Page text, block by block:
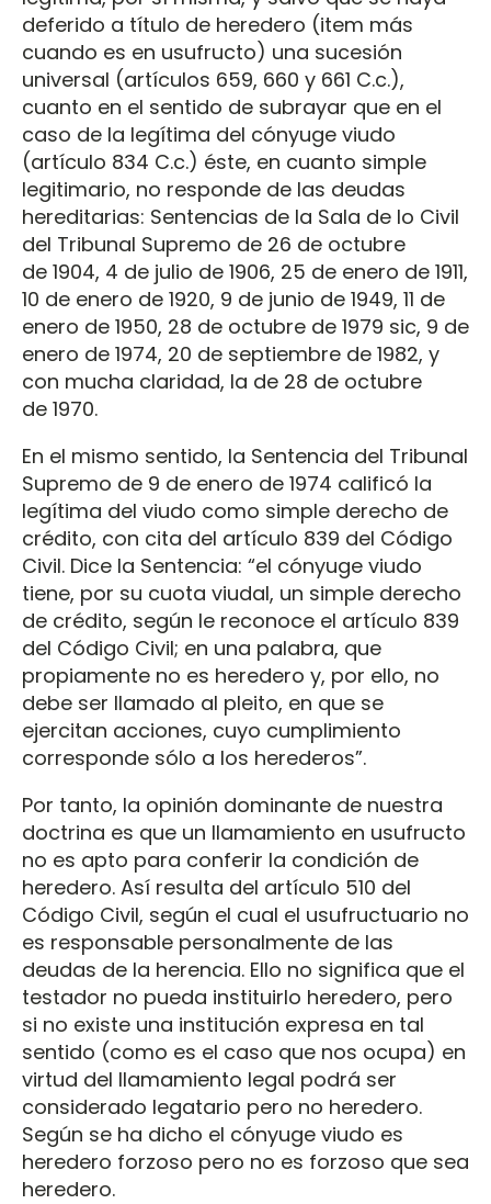
deferido a título de heredero (item más
cuando es en usufructo) una sucesión
universal (artículos 659, 660 y 661 C.c.),
cuanto en el sentido de subrayar que en el
caso de la legítima del cónyuge viudo
(artículo 834 C.c.) éste, en cuanto simple
legitimario, no responde de las deudas
hereditarias: Sentencias de la Sala de lo Civil
del Tribunal Supremo de 26 de octubre
de 1904, 4 de julio de 1906, 25 de enero de 1911,
10 de enero de 1920, 9 de junio de 1949, 11 de
enero de 1950, 28 de octubre de 1979 sic, 9 de
enero de 1974, 20 de septiembre de 1982, y
con mucha claridad, la de 28 de octubre
de 1970.
En el mismo sentido, la Sentencia del Tribunal
Supremo de 9 de enero de 1974 calificó la
legítima del viudo como simple derecho de
crédito, con cita del artículo 839 del Código
Civil. Dice la Sentencia: “el cónyuge viudo
tiene, por su cuota viudal, un simple derecho
de crédito, según le reconoce el artículo 839
del Código Civil; en una palabra, que
propiamente no es heredero y, por ello, no
debe ser llamado al pleito, en que se
ejercitan acciones, cuyo cumplimiento
corresponde sólo a los herederos”.
Por tanto, la opinión dominante de nuestra
doctrina es que un llamamiento en usufructo
no es apto para conferir la condición de
heredero. Así resulta del artículo 510 del
Código Civil, según el cual el usufructuario no
es responsable personalmente de las
deudas de la herencia. Ello no significa que el
testador no pueda instituirlo heredero, pero
si no existe una institución expresa en tal
sentido (como es el caso que nos ocupa) en
virtud del llamamiento legal podrá ser
considerado legatario pero no heredero.
Según se ha dicho el cónyuge viudo es
heredero forzoso pero no es forzoso que sea
heredero.